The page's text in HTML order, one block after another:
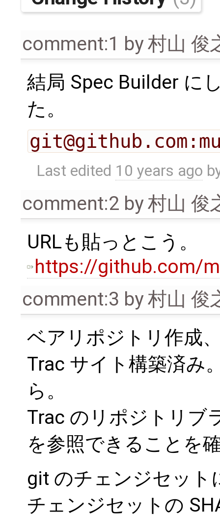
comment:1 by村山 俊
結局 Spec Builder に
た。
Last edited 10 years ago
comment:2 by村山 俊
URLも貼っとこう。
https://github.com/
comment:3 by村山 俊
ベアリポジトリ作成
Trac サイト構築済み
ら。
Trac のリポジトリブ
を参照できることを
git のチェンジセット
チェンジセットの